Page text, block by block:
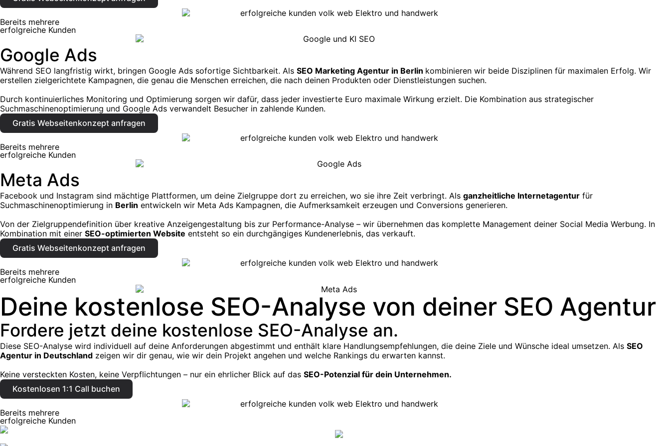
Bereits mehrere
erfolgreiche Kunden
Google Ads
Während SEO langfristig wirkt, bringen Google Ads sofortige Sichtbarkeit. Als SEO Marketing Agentur in Berlin kombinieren wir beide Disziplinen für maximalen Erfolg. Wir
erstellen zielgerichtete Kampagnen, die genau die Menschen erreichen, die nach deinen Produkten oder Dienstleistungen suchen.
Durch kontinuierliches Monitoring und Optimierung sorgen wir dafür, dass jeder investierte Euro maximale Wirkung erzielt. Die Kombination aus strategischer
Suchmaschinenoptimierung und Google Ads verwandelt Besucher in zahlende Kunden.
Gratis Webseitenkonzept anfragen
Bereits mehrere
erfolgreiche Kunden
Meta Ads
Facebook und Instagram sind mächtige Plattformen, um deine Zielgruppe dort zu erreichen, wo sie ihre Zeit verbringt. Als ganzheitliche Internetagentur für
Suchmaschinenoptimierung in Berlin entwickeln wir Meta Ads Kampagnen, die Aufmerksamkeit erzeugen und Conversions generieren.
Von der Zielgruppendefinition über kreative Anzeigengestaltung bis zur Performance-Analyse – wir übernehmen das komplette Management deiner Social Media Werbung. In
Kombination mit einer SEO-optimierten Website entsteht so ein durchgängiges Kundenerlebnis, das verkauft.
Gratis Webseitenkonzept anfragen
Bereits mehrere
erfolgreiche Kunden
Deine kostenlose SEO-Analyse von deiner SEO Agentur
Fordere jetzt deine kostenlose SEO-Analyse an.
Diese SEO-Analyse wird individuell auf deine Anforderungen abgestimmt und enthält klare Handlungsempfehlungen, die deine Ziele und Wünsche ideal umsetzen. Als SEO
Agentur in Deutschland zeigen wir dir genau, wie wir dein Projekt angehen und welche Rankings du erwarten kannst.
Keine versteckten Kosten, keine Verpflichtungen – nur ein ehrlicher Blick auf das SEO-Potenzial für dein Unternehmen.
Kostenlosen 1:1 Call buchen
Bereits mehrere
erfolgreiche Kunden